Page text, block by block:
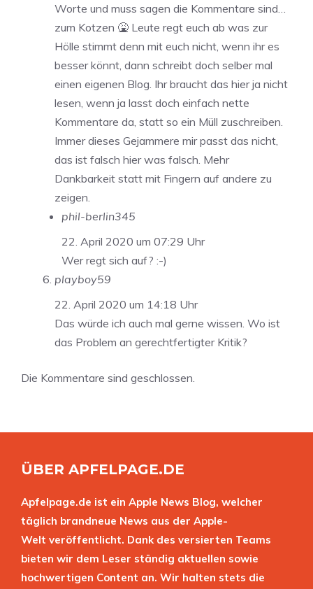
Worte und muss sagen die Kommentare sind…
zum Kotzen 🤮 Leute regt euch ab was zur
Hölle stimmt denn mit euch nicht, wenn ihr es
besser könnt, dann schreibt doch selber mal
einen eigenen Blog. Ihr braucht das hier ja nicht
lesen, wenn ja lasst doch einfach nette
Kommentare da, statt so ein Müll zuschreiben.
Immer dieses Gejammere mir passt das nicht,
das ist falsch hier was falsch. Mehr
Dankbarkeit statt mit Fingern auf andere zu
zeigen.
phil-berlin345
22. April 2020 um 07:29 Uhr
Wer regt sich auf? :-)
playboy59
22. April 2020 um 14:18 Uhr
Das würde ich auch mal gerne wissen. Wo ist
das Problem an gerechtfertigter Kritik?
Die Kommentare sind geschlossen.
ÜBER APFELPAGE.DE
Apfelpage.de ist ein Apple News Blog, welcher
täglich brandneue News aus der Apple-
Welt veröffentlicht. Dank des versierten Teams
bieten wir dem Leser ständig aktuellen sowie
hochwertigen Content an. Wir halten stets die